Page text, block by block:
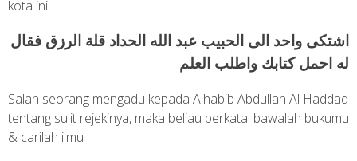
kota ini.
اشتكى واحد الى الحبيب عبد الله الحداد قلة الرزق فقال
له احمل كتابك واطلب العلم
Salah seorang mengadu kepada Alhabib Abdullah Al Haddad
tentang sulit rejekinya, maka beliau berkata: bawalah bukumu
& carilah ilmu